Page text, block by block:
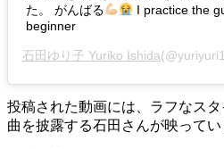
た。 がんばる
I practice the
beginner
石田ゆり子 Yuriko Ishida
投稿された動画には、ラフなス
曲を披露する石田さんが映ってい